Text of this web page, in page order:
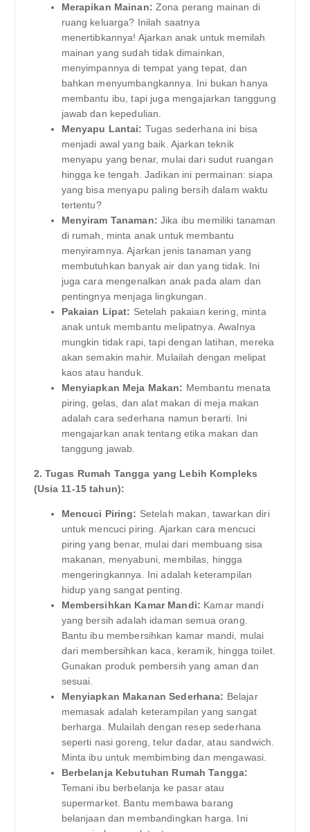
Merapikan Mainan: Zona perang mainan di
ruang keluarga? Inilah saatnya
menertibkannya! Ajarkan anak untuk memilah
mainan yang sudah tidak dimainkan,
menyimpannya di tempat yang tepat, dan
bahkan menyumbangkannya. Ini bukan hanya
membantu ibu, tapi juga mengajarkan tanggung
jawab dan kepedulian.
Menyapu Lantai: Tugas sederhana ini bisa
menjadi awal yang baik. Ajarkan teknik
menyapu yang benar, mulai dari sudut ruangan
hingga ke tengah. Jadikan ini permainan: siapa
yang bisa menyapu paling bersih dalam waktu
tertentu?
Menyiram Tanaman: Jika ibu memiliki tanaman
di rumah, minta anak untuk membantu
menyiramnya. Ajarkan jenis tanaman yang
membutuhkan banyak air dan yang tidak. Ini
juga cara mengenalkan anak pada alam dan
pentingnya menjaga lingkungan.
Pakaian Lipat: Setelah pakaian kering, minta
anak untuk membantu melipatnya. Awalnya
mungkin tidak rapi, tapi dengan latihan, mereka
akan semakin mahir. Mulailah dengan melipat
kaos atau handuk.
Menyiapkan Meja Makan: Membantu menata
piring, gelas, dan alat makan di meja makan
adalah cara sederhana namun berarti. Ini
mengajarkan anak tentang etika makan dan
tanggung jawab.
2. Tugas Rumah Tangga yang Lebih Kompleks
(Usia 11-15 tahun):
Mencuci Piring: Setelah makan, tawarkan diri
untuk mencuci piring. Ajarkan cara mencuci
piring yang benar, mulai dari membuang sisa
makanan, menyabuni, membilas, hingga
mengeringkannya. Ini adalah keterampilan
hidup yang sangat penting.
Membersihkan Kamar Mandi: Kamar mandi
yang bersih adalah idaman semua orang.
Bantu ibu membersihkan kamar mandi, mulai
dari membersihkan kaca, keramik, hingga toilet.
Gunakan produk pembersih yang aman dan
sesuai.
Menyiapkan Makanan Sederhana: Belajar
memasak adalah keterampilan yang sangat
berharga. Mulailah dengan resep sederhana
seperti nasi goreng, telur dadar, atau sandwich.
Minta ibu untuk membimbing dan mengawasi.
Berbelanja Kebutuhan Rumah Tangga:
Temani ibu berbelanja ke pasar atau
supermarket. Bantu membawa barang
belanjaan dan membandingkan harga. Ini